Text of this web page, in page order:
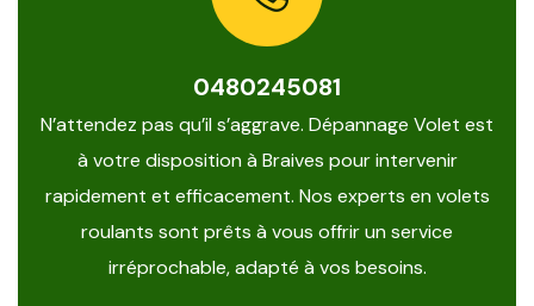
0480245081
N’attendez pas qu’il s’aggrave. Dépannage Volet est
à votre disposition à Braives pour intervenir
rapidement et efficacement. Nos experts en volets
roulants sont prêts à vous offrir un service
irréprochable, adapté à vos besoins.